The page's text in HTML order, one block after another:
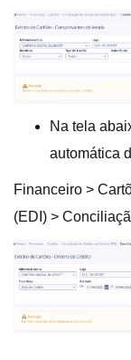
Na tela
automática
Financeiro >
(EDI) >